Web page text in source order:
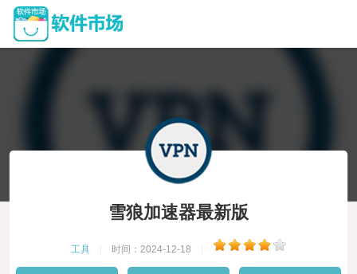
雪狼加速器最新版
工具 时间：2024-12-18